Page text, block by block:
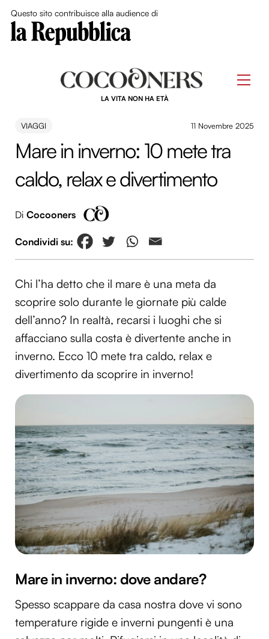
Questo sito contribuisce alla audience di
LA VITA NON HA ETÀ
VIAGGI 11 Novembre 2025
Mare in inverno: 10 mete tra
caldo, relax e divertimento
Di Cocooners
Chi l’ha detto che il mare è una meta da
scoprire solo durante le giornate più calde
dell’anno? In realtà, recarsi i luoghi che si
affacciano sulla costa è divertente anche in
inverno. Ecco 10 mete tra caldo, relax e
divertimento da scoprire in inverno!
Mare in inverno: dove andare?
Spesso scappare da casa nostra dove vi sono
temperature rigide e inverni pungenti è una